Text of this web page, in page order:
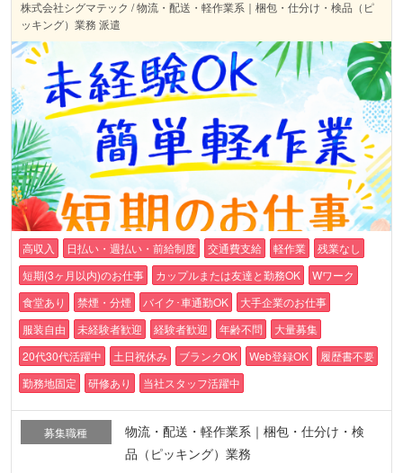
株式会社シグマテック / 物流・配送・軽作業系｜梱包・仕分け・検品（ピ
ッキング）業務 派遣
高収入 日払い・週払い・前給制度 交通費支給 軽作業
残業なし
短期(3ヶ月以内)のお仕事
カップルまたは友達と勤務OK
Wワーク
食堂あり
禁煙・分煙 バイク･車通勤OK
大手企業のお仕事
服装自由
未経験者歓迎 経験者歓迎 年齢不問
大量募集
20代30代活躍中
土日祝休み ブランクOK Web登録OK
履歴書不要
勤務地固定
研修あり 当社スタッフ活躍中
募集職種
物流・配送・軽作業系｜梱包・仕分け・検
品（ピッキング）業務